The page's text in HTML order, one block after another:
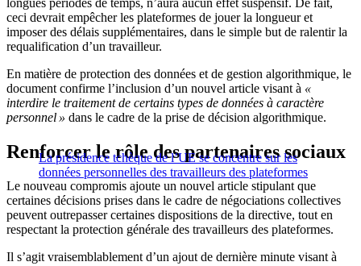
longues périodes de temps, n’aura aucun effet suspensif. De fait,
ceci devrait empêcher les plateformes de jouer la longueur et
imposer des délais supplémentaires, dans le simple but de ralentir la
requalification d’un travailleur.
En matière de protection des données et de gestion algorithmique, le
document confirme l’inclusion d’un nouvel article visant à «
interdire le traitement de certains types de données à caractère
personnel » dans le cadre de la prise de décision algorithmique.
La présidence tchèque de l’UE se concentre sur les
données personnelles des travailleurs des plateformes
Renforcer le rôle des partenaires sociaux
Le nouveau compromis ajoute un nouvel article stipulant que
certaines décisions prises dans le cadre de négociations collectives
peuvent outrepasser certaines dispositions de la directive, tout en
respectant la protection générale des travailleurs des plateformes.
Il s’agit vraisemblablement d’un ajout de dernière minute visant à